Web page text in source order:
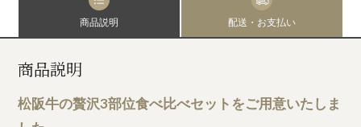
商品説明 配送・お支払い
商品説明
松阪牛の贅沢3部位食べ比べセットをご用意いたしま